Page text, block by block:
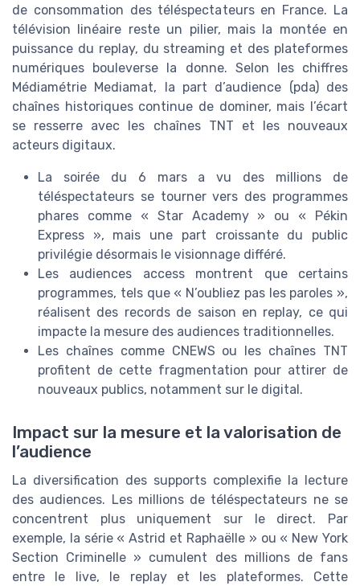
de consommation des téléspectateurs en France. La
télévision linéaire reste un pilier, mais la montée en
puissance du replay, du streaming et des plateformes
numériques bouleverse la donne. Selon les chiffres
Médiamétrie Mediamat, la part d’audience (pda) des
chaînes historiques continue de dominer, mais l’écart
se resserre avec les chaînes TNT et les nouveaux
acteurs digitaux.
La soirée du 6 mars a vu des millions de
téléspectateurs se tourner vers des programmes
phares comme « Star Academy » ou « Pékin
Express », mais une part croissante du public
privilégie désormais le visionnage différé.
Les audiences access montrent que certains
programmes, tels que « N’oubliez pas les paroles »,
réalisent des records de saison en replay, ce qui
impacte la mesure des audiences traditionnelles.
Les chaînes comme CNEWS ou les chaînes TNT
profitent de cette fragmentation pour attirer de
nouveaux publics, notamment sur le digital.
Impact sur la mesure et la valorisation de
l’audience
La diversification des supports complexifie la lecture
des audiences. Les millions de téléspectateurs ne se
concentrent plus uniquement sur le direct. Par
exemple, la série « Astrid et Raphaëlle » ou « New York
Section Criminelle » cumulent des millions de fans
entre le live, le replay et les plateformes. Cette